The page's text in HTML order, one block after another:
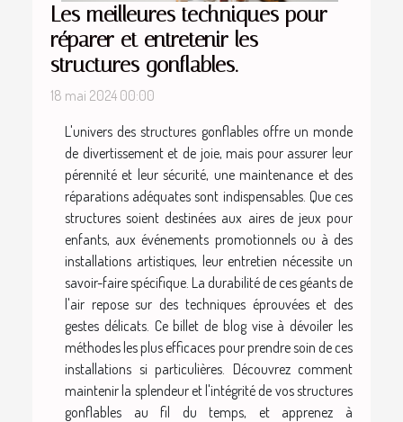
Les meilleures techniques pour
réparer et entretenir les
structures gonflables.
18 mai 2024 00:00
L'univers des structures gonflables offre un monde
de divertissement et de joie, mais pour assurer leur
pérennité et leur sécurité, une maintenance et des
réparations adéquates sont indispensables. Que ces
structures soient destinées aux aires de jeux pour
enfants, aux événements promotionnels ou à des
installations artistiques, leur entretien nécessite un
savoir-faire spécifique. La durabilité de ces géants de
l'air repose sur des techniques éprouvées et des
gestes délicats. Ce billet de blog vise à dévoiler les
méthodes les plus efficaces pour prendre soin de ces
installations si particulières. Découvrez comment
maintenir la splendeur et l'intégrité de vos structures
gonflables au fil du temps, et apprenez à